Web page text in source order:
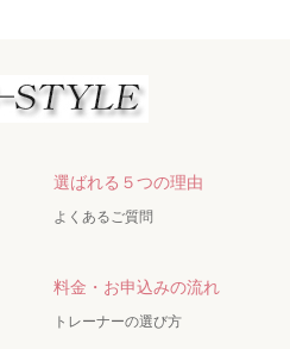
選ばれる５つの理由
よくあるご質問
料金・お申込みの流れ
トレーナーの選び方